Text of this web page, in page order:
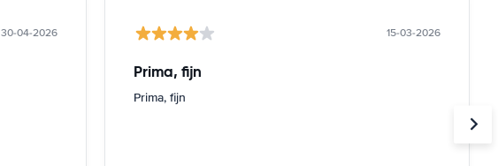
30-04-2026 15-03-2026
Prima, fijn
Prima, fijn